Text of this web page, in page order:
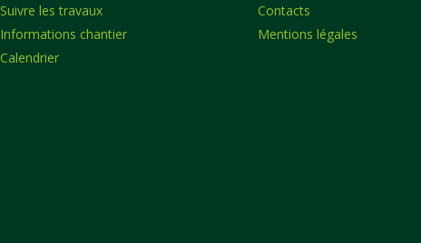
Suivre les travaux
Informations chantier
Calendrier
Contacts
Mentions légales